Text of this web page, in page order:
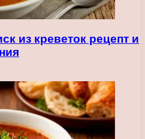
из креветок рецепт и